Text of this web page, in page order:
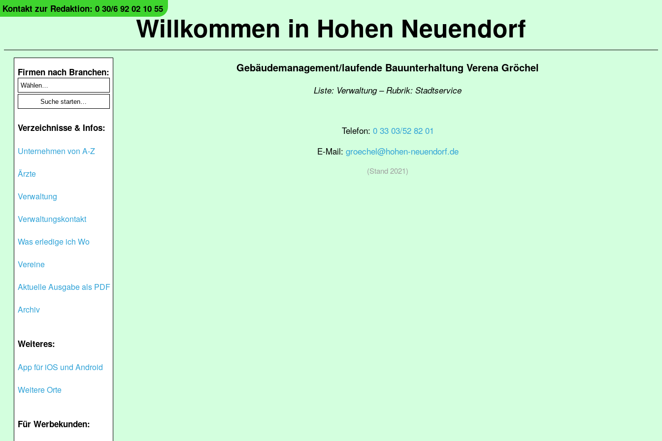
Willkommen in Hohen Neuendorf
Kontakt zur Redaktion: 0 30/6 92 02 10 55
Firmen nach Branchen:
Verzeichnisse & Infos:
Unternehmen von A-Z
Ärzte
Verwaltung
Verwaltungskontakt
Was erledige ich Wo
Vereine
Aktuelle Ausgabe als PDF
Archiv
Weiteres:
App für iOS und Android
Weitere Orte
Für Werbekunden:
Gebäudemanagement/laufende Bauunterhaltung Verena Gröchel
Liste: Verwaltung – Rubrik: Stadtservice
Telefon: 0 33 03/52 82 01
E-Mail: groechel@hohen-neuendorf.de
(Stand 2021)